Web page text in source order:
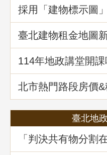
採用「建物標示圖
臺北建物租金地圖
升級
114年地政講堂開課
北市熱門路段房價
麼都有
臺北地
「判決共有物分割
爭議問題」地政講